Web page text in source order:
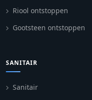
Riool ontstoppen
Gootsteen ontstoppen
SANITAIR
Sanitair